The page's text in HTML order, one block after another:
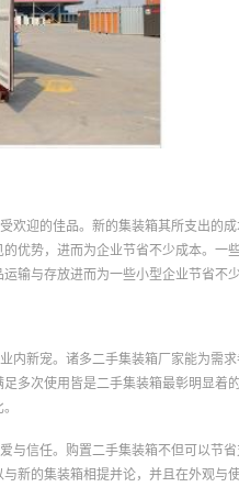
欢迎的佳品。新的集装箱其所支出的
优势，进而为企业节省不少成本。一
输与存放进而为一些小型企业节省不少
内新宠。诸多二手集装箱厂家能为需
多次使用皆是二手集装箱最彰明显着
与信任。购置二手集装箱不但可以节
新的集装箱相提并论，并且在外观与